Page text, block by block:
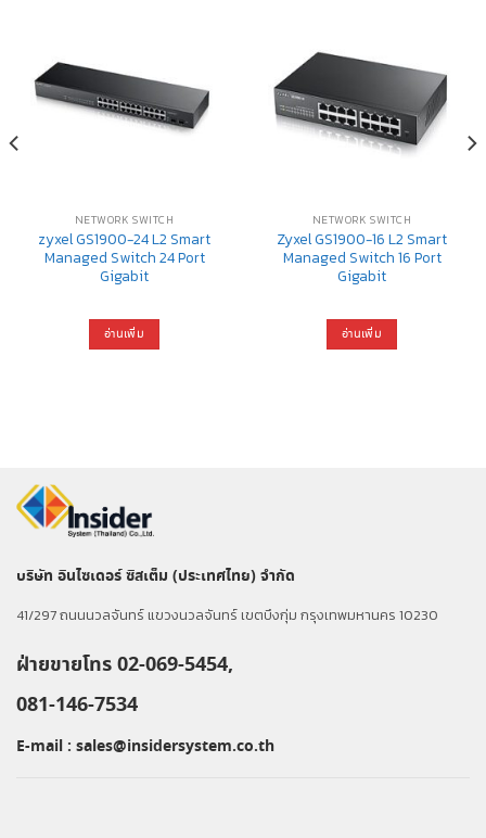
NETWORK SWITCH
zyxel GS1900-24 L2 Smart
Managed Switch 24 Port
Gigabit
อ่านเพิ่ม
NETWORK SWITCH
Zyxel GS1900-16 L2 Smart
Managed Switch 16 Port
Gigabit
อ่านเพิ่ม
บริษัท อินไซเดอร์ ซิสเต็ม (ประเทศไทย) จำกัด
41/297 ถนนนวลจันทร์ แขวงนวลจันทร์ เขตบึงกุ่ม กรุงเทพมหานคร 10230
ฝ่ายขายโทร 02-069-5454,
081-146-7534
E-mail : sales@insidersystem.co.th